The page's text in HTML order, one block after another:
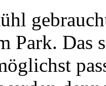
Park. Das